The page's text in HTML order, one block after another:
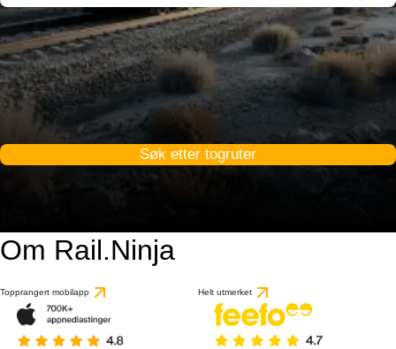
Søk etter togruter
Om Rail.Ninja
Topprangert mobilapp Helt utmerket